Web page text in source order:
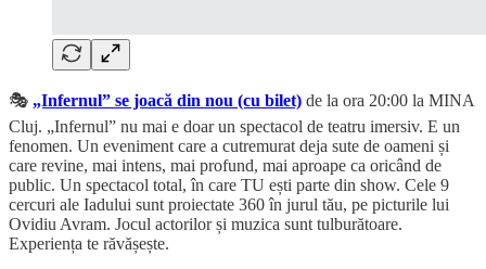
🎭 „Infernul” se joacă din nou (cu bilet) de la ora 20:00 la MINA
Cluj. „Infernul” nu mai e doar un spectacol de teatru imersiv. E un
fenomen. Un eveniment care a cutremurat deja sute de oameni și
care revine, mai intens, mai profund, mai aproape ca oricând de
public. Un spectacol total, în care TU ești parte din show. Cele 9
cercuri ale Iadului sunt proiectate 360 în jurul tău, pe picturile lui
Ovidiu Avram. Jocul actorilor și muzica sunt tulburătoare.
Experiența te răvășește.